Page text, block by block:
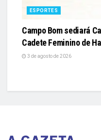
ESPORTES
Campo Bom sediará
Cadete Feminino de
3 de agosto de 2026